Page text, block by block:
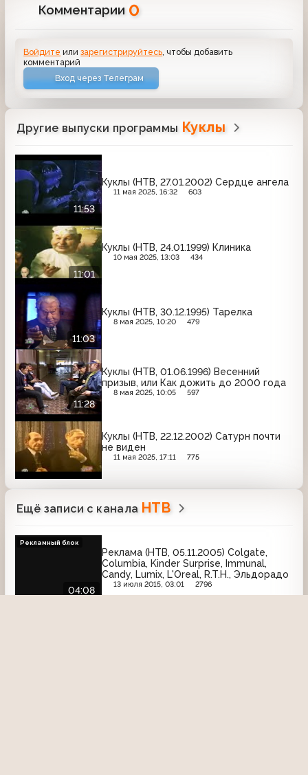
Комментарии 0
Войдите илизарегистрируйтесь, чтобы добавить
комментарий
Вход через Телеграм
Другие выпуски программы Куклы
11:53
Куклы (НТВ, 27.01.2002) Сердце ангела
11 мая 2025, 16:32 603
11:01
Куклы (НТВ, 24.01.1999) Клиника
10 мая 2025, 13:03 434
11:03
Куклы (НТВ, 30.12.1995) Тарелка
8 мая 2025, 10:20 479
11:28
Куклы (НТВ, 01.06.1996) Весенний
призыв, или Как дожить до 2000 года
8 мая 2025, 10:05 597
Куклы (НТВ, 22.12.2002) Сатурн почти
не виден
11 мая 2025, 17:11 775
Ещё записи с канала НТВ
04:08
Реклама (НТВ, 05.11.2005) Colgate,
Columbia, Kinder Surprise, Immunal,
Candy, Lumix, L'Oreal, R.T.H., Эльдорадо
13 июля 2015, 03:01 2796
Рекламный блок